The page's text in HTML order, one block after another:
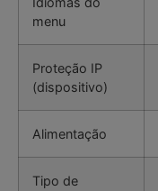
menu
Proteção IP
(dispositivo)
Alimentação
Tipo de